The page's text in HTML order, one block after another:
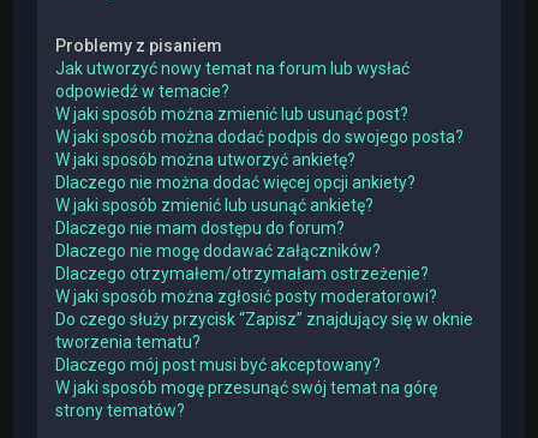
Problemy z pisaniem
Jak utworzyć nowy temat na forum lub wysłać
odpowiedź w temacie?
W jaki sposób można zmienić lub usunąć post?
W jaki sposób można dodać podpis do swojego posta?
W jaki sposób można utworzyć ankietę?
Dlaczego nie można dodać więcej opcji ankiety?
W jaki sposób zmienić lub usunąć ankietę?
Dlaczego nie mam dostępu do forum?
Dlaczego nie mogę dodawać załączników?
Dlaczego otrzymałem/otrzymałam ostrzeżenie?
W jaki sposób można zgłosić posty moderatorowi?
Do czego służy przycisk “Zapisz” znajdujący się w oknie
tworzenia tematu?
Dlaczego mój post musi być akceptowany?
W jaki sposób mogę przesunąć swój temat na górę
strony tematów?